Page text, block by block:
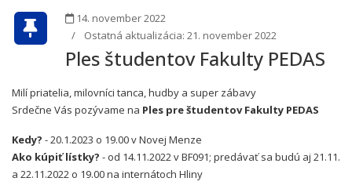
14. november 2022
Ostatná aktualizácia: 21. november 2022
Ples študentov Fakulty PEDAS
Milí priatelia, milovníci tanca, hudby a super zábavy
Srdečne Vás pozývame na Ples pre študentov Fakulty PEDAS
Kedy? - 20.1.2023 o 19.00 v Novej Menze
Ako kúpiť lístky? - od 14.11.2022 v BF091; predávať sa budú aj 21.11.
a 22.11.2022 o 19.00 na internátoch Hliny